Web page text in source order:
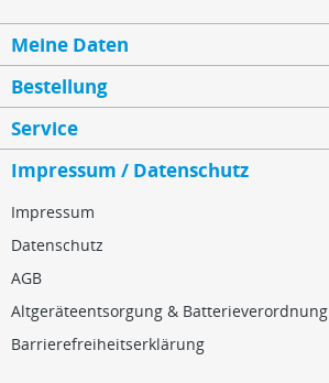
Meine Daten
Bestellung
Service
Impressum / Datenschutz
Impressum
Datenschutz
AGB
Altgeräteentsorgung & Batterieverordnung
Barrierefreiheitserklärung